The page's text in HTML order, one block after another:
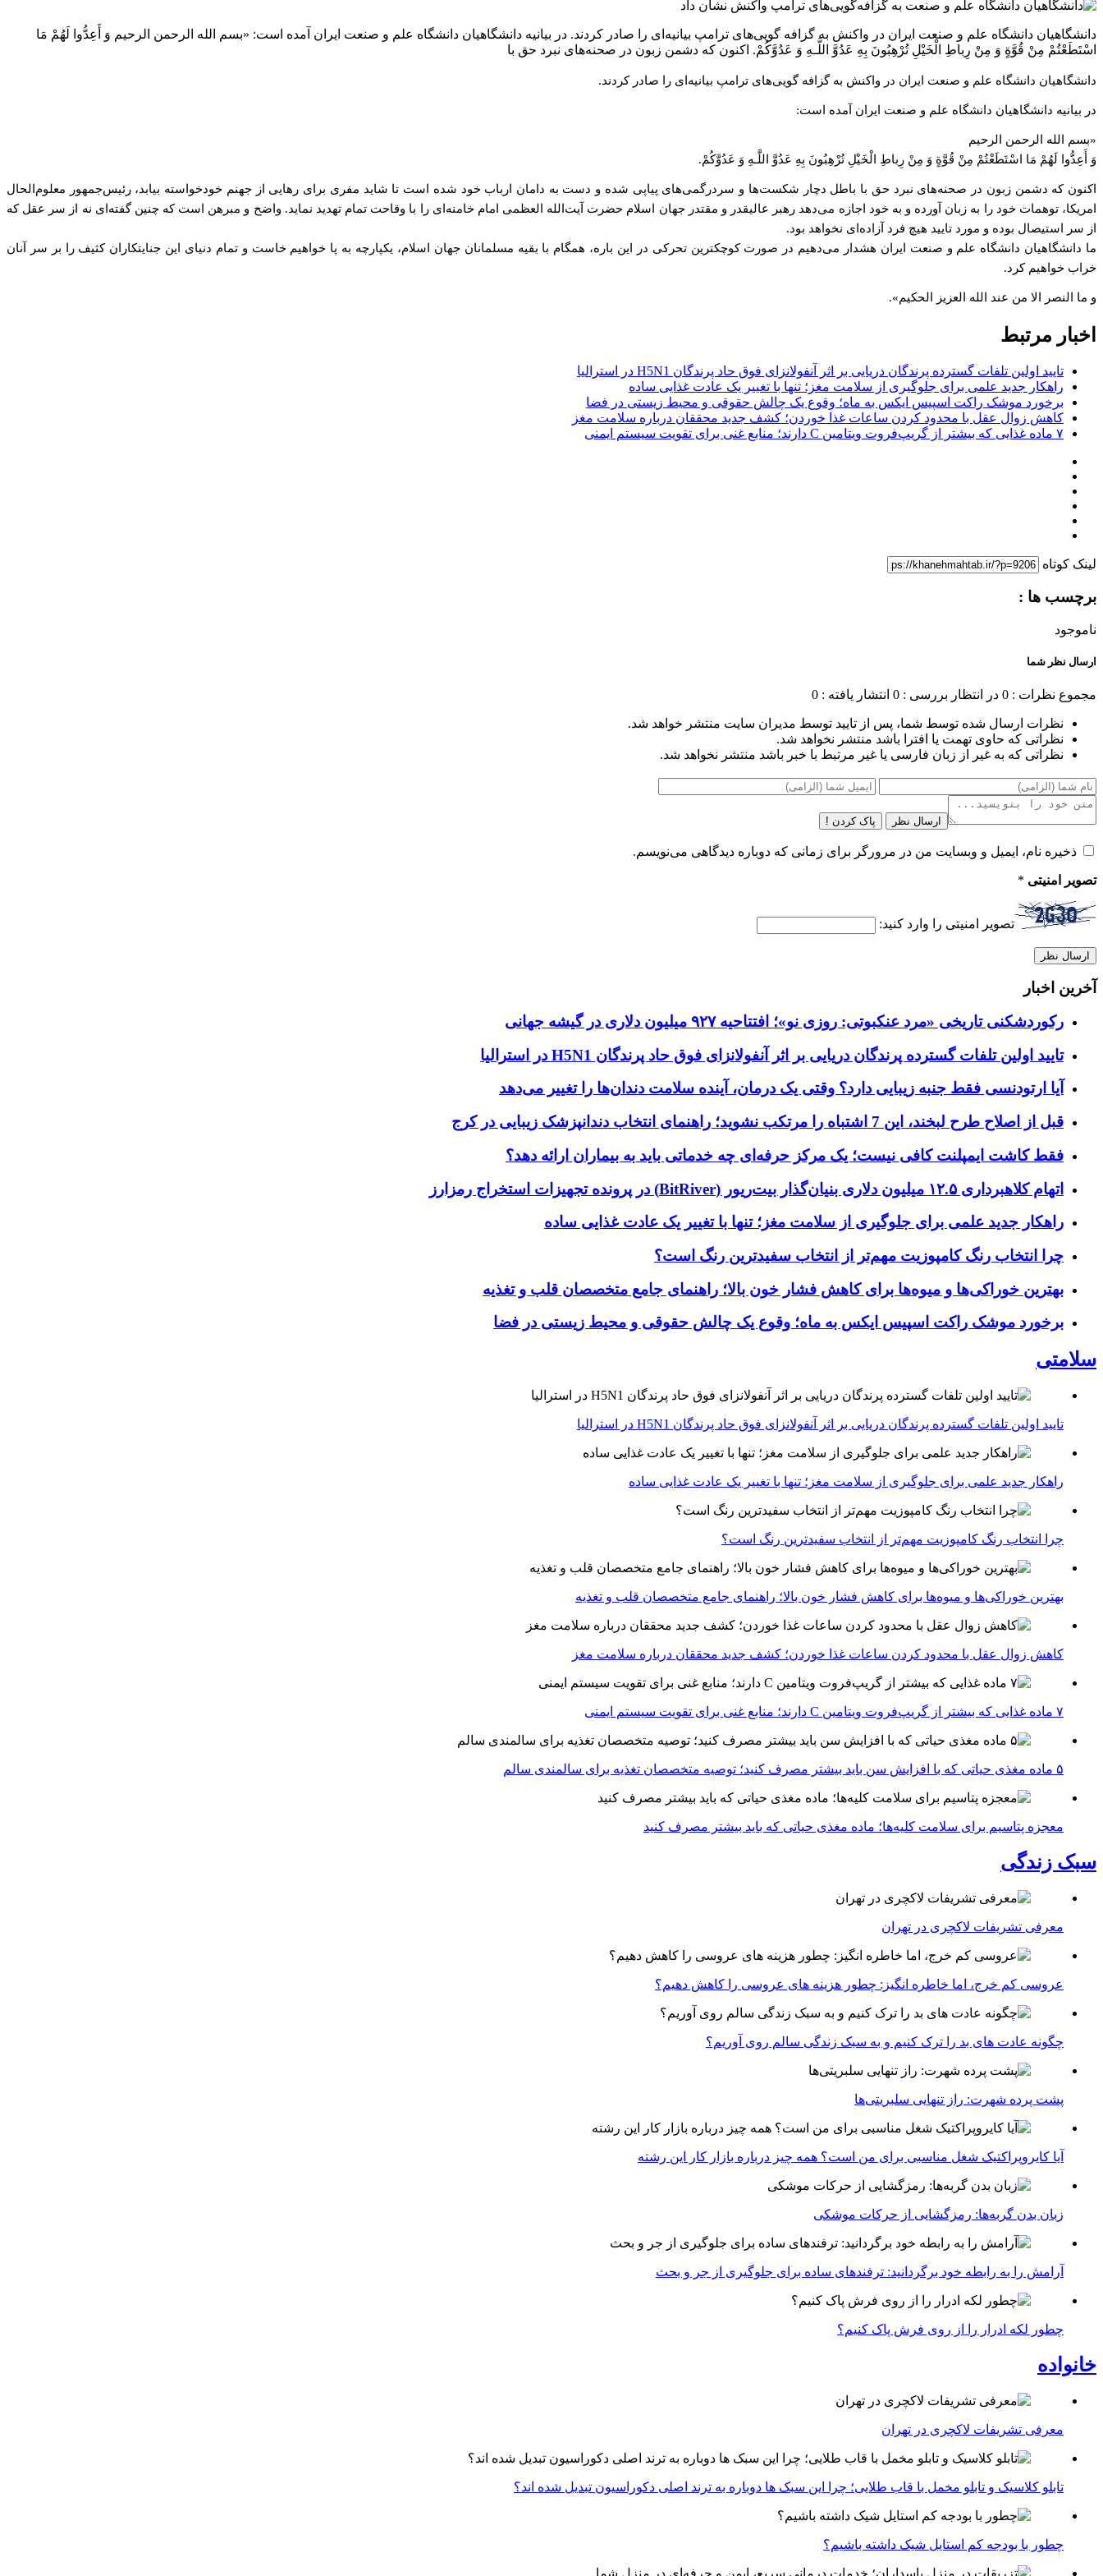
دانشگاهیان دانشگاه علم و صنعت ایران در واکنش به گزافه گویی‌های ترامپ بیانیه‌ای را صادر کردند. در بیانیه دانشگاهیان دانشگاه علم و صنعت ایران آمده است: «بسم الله الرحمن الرحیم وَ أَعِدُّوا لَهُمْ مَا
اسْتَطَعْتُمْ مِنْ قُوَّةٍ وَ مِنْ رِباطِ الْخَیْلِ تُرْهِبُونَ بِهِ عَدُوَّ اللَّـهِ وَ عَدُوَّکُمْ. اکنون که دشمن زبون در صحنه‌های نبرد حق با
دانشگاهیان دانشگاه علم و صنعت ایران در واکنش به گزافه گویی‌های ترامپ بیانیه‌ای را صادر کردند.
در بیانیه دانشگاهیان دانشگاه علم و صنعت ایران آمده است:
«بسم الله الرحمن الرحیم
وَ أَعِدُّوا لَهُمْ مَا اسْتَطَعْتُمْ مِنْ قُوَّةٍ وَ مِنْ رِباطِ الْخَیْلِ تُرْهِبُونَ بِهِ عَدُوَّ اللَّـهِ وَ عَدُوَّکُمْ.
اکنون که دشمن زبون در صحنه‌های نبرد حق با باطل دچار شکست‌ها و سردرگمی‌های پیاپی شده و دست به دامان ارباب خود شده است تا شاید مفری برای رهایی از جهنم خودخواسته بیابد، رئیس‌جمهور معلوم‌الحال
امریکا، توهمات خود را به زبان آورده و به خود اجازه می‌دهد رهبر عالیقدر و مقتدر جهان اسلام حضرت آیت‌الله العظمی امام خامنه‌ای را با وقاحت تمام تهدید نماید. واضح و مبرهن است که چنین گفته‌ای نه از سر عقل که
از سر استیصال بوده و مورد تایید هیچ فرد آزاده‌ای نخواهد بود.
ما دانشگاهیان دانشگاه علم و صنعت ایران هشدار می‌دهیم در صورت کوچکترین تحرکی در این باره، همگام با بقیه مسلمانان جهان اسلام، یکپارچه به پا خواهیم خاست و تمام دنیای این جنایتکاران کثیف را بر سر آنان
خراب خواهیم کرد.
و ما النصر الا من عند الله العزیز الحکیم».
اخبار مرتبط
تایید اولین تلفات گسترده پرندگان دریایی بر اثر آنفولانزای فوق حاد پرندگان H5N1 در استرالیا
راهکار جدید علمی برای جلوگیری از سلامت مغز؛ تنها با تغییر یک عادت غذایی ساده
برخورد موشک راکت اسپیس ایکس به ماه؛ وقوع یک چالش حقوقی و محیط زیستی در فضا
کاهش زوال عقل با محدود کردن ساعات غذا خوردن؛ کشف جدید محققان درباره سلامت مغز
۷ ماده غذایی که بیشتر از گریپ‌فروت ویتامین C دارند؛ منابع غنی برای تقویت سیستم ایمنی
لینک کوتاه
برچسب ها :
ناموجود
ارسال نظر شما
مجموع نظرات : 0 در انتظار بررسی : 0 انتشار یافته : 0
نظرات ارسال شده توسط شما، پس از تایید توسط مدیران سایت منتشر خواهد شد.
نظراتی که حاوی تهمت یا افترا باشد منتشر نخواهد شد.
نظراتی که به غیر از زبان فارسی یا غیر مرتبط با خبر باشد منتشر نخواهد شد.
ارسال نظر پاک کردن !
ذخیره نام، ایمیل و وبسایت من در مرورگر برای زمانی که دوباره دیدگاهی می‌نویسم.
تصویر امنیتی *
تصویر امنیتی را وارد کنید:
آخرین اخبار
رکوردشکنی تاریخی «مرد عنکبوتی: روزی نو»؛ افتتاحیه ۹۲۷ میلیون دلاری در گیشه جهانی
تایید اولین تلفات گسترده پرندگان دریایی بر اثر آنفولانزای فوق حاد پرندگان H5N1 در استرالیا
آیا ارتودنسی فقط جنبه زیبایی دارد؟ وقتی یک درمان، آینده سلامت دندان‌ها را تغییر می‌دهد
قبل از اصلاح طرح لبخند، این 7 اشتباه را مرتکب نشوید؛ راهنمای انتخاب دندانپزشک زیبایی در کرج
فقط کاشت ایمپلنت کافی نیست؛ یک مرکز حرفه‌ای چه خدماتی باید به بیماران ارائه دهد؟
اتهام کلاهبرداری ۱۲.۵ میلیون دلاری بنیان‌گذار بیت‌ریور (BitRiver) در پرونده تجهیزات استخراج رمزارز
راهکار جدید علمی برای جلوگیری از سلامت مغز؛ تنها با تغییر یک عادت غذایی ساده
چرا انتخاب رنگ کامپوزیت مهم‌تر از انتخاب سفیدترین رنگ است؟
بهترین خوراکی‌ها و میوه‌ها برای کاهش فشار خون بالا؛ راهنمای جامع متخصصان قلب و تغذیه
برخورد موشک راکت اسپیس ایکس به ماه؛ وقوع یک چالش حقوقی و محیط زیستی در فضا
سلامتی
تایید اولین تلفات گسترده پرندگان دریایی بر اثر آنفولانزای فوق حاد پرندگان H5N1 در استرالیا
راهکار جدید علمی برای جلوگیری از سلامت مغز؛ تنها با تغییر یک عادت غذایی ساده
چرا انتخاب رنگ کامپوزیت مهم‌تر از انتخاب سفیدترین رنگ است؟
بهترین خوراکی‌ها و میوه‌ها برای کاهش فشار خون بالا؛ راهنمای جامع متخصصان قلب و تغذیه
کاهش زوال عقل با محدود کردن ساعات غذا خوردن؛ کشف جدید محققان درباره سلامت مغز
۷ ماده غذایی که بیشتر از گریپ‌فروت ویتامین C دارند؛ منابع غنی برای تقویت سیستم ایمنی
۵ ماده مغذی حیاتی که با افزایش سن باید بیشتر مصرف کنید؛ توصیه متخصصان تغذیه برای سالمندی سالم
معجزه پتاسیم برای سلامت کلیه‌ها؛ ماده مغذی حیاتی که باید بیشتر مصرف کنید
سبک زندگی
معرفی تشریفات لاکچری در تهران
عروسی کم خرج، اما خاطره انگیز: چطور هزینه های عروسی را کاهش دهیم؟
چگونه عادت‌ های بد را ترک کنیم و به سبک زندگی سالم روی آوریم؟
پشت پرده شهرت: راز تنهایی سلبریتی‌ها
آیا کایروپراکتیک شغل مناسبی برای من است؟ همه چیز درباره بازار کار این رشته
زبان بدن گربه‌ها: رمزگشایی از حرکات موشکی
آرامش را به رابطه خود برگردانید: ترفندهای ساده برای جلوگیری از جر و بحث
چطور لکه ادرار را از روی فرش پاک کنیم؟
خانواده
معرفی تشریفات لاکچری در تهران
تابلو کلاسیک و تابلو مخمل با قاب طلایی؛ چرا این سبک ها دوباره به ترند اصلی دکوراسیون تبدیل شده اند؟
چطور با بودجه کم استایل شیک داشته باشیم؟